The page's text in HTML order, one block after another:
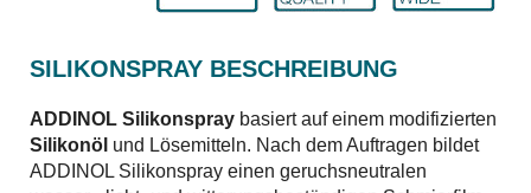
SILIKONSPRAY BESCHREIBUNG
ADDINOL Silikonspray basiert auf einem modifizierten
Silikonöl und Lösemitteln. Nach dem Auftragen bildet
ADDINOL Silikonspray einen geruchsneutralen